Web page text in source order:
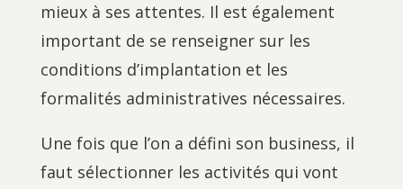
mieux à ses attentes. Il est également
important de se renseigner sur les
conditions d’implantation et les
formalités administratives nécessaires.
Une fois que l’on a défini son business, il
faut sélectionner les activités qui vont